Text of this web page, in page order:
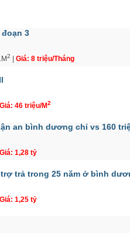
3
2 Giá: 8 triệu/Tháng
Giá: 46 triệu/M2
an bình dương chỉ vs 160
Giá: 1,28 tỷ
trả trong 25 năm ở bình
Giá: 1,25 tỷ